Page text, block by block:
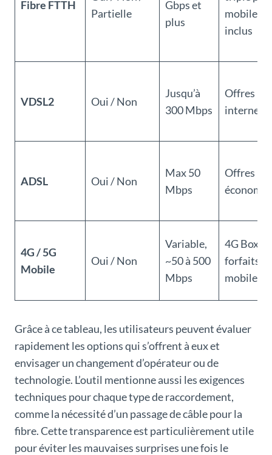
Fibre FTTH
Partielle
Gbps et
plus
mobiles
inclus
VDSL2 Oui / Non
Jusqu’à
300 Mbps
Offres
internet
ADSL Oui / Non
Max 50
Mbps
Offres
4G / 5G
Mobile
Oui / Non
Variable,
~50 à 500
Mbps
4G Box,
forfaits
mobiles
Grâce à ce tableau, les utilisateurs peuvent évaluer
rapidement les options qui s’offrent à eux et
envisager un changement d’opérateur ou de
technologie. L’outil mentionne aussi les exigences
techniques pour chaque type de raccordement,
comme la nécessité d’un passage de câble pour la
fibre. Cette transparence est particulièrement utile
pour éviter les mauvaises surprises une fois le